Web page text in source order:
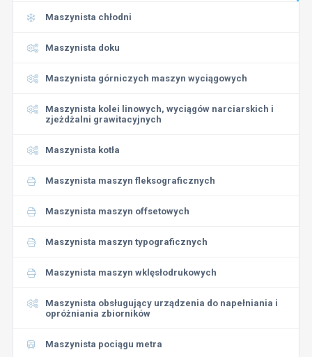
Maszynista chłodni
Maszynista doku
Maszynista górniczych maszyn wyciągowych
Maszynista kolei linowych, wyciągów narciarskich i
zjeżdżalni grawitacyjnych
Maszynista kotła
Maszynista maszyn fleksograficznych
Maszynista maszyn offsetowych
Maszynista maszyn typograficznych
Maszynista maszyn wklęsłodrukowych
Maszynista obsługujący urządzenia do napełniania i
opróżniania zbiorników
Maszynista pociągu metra